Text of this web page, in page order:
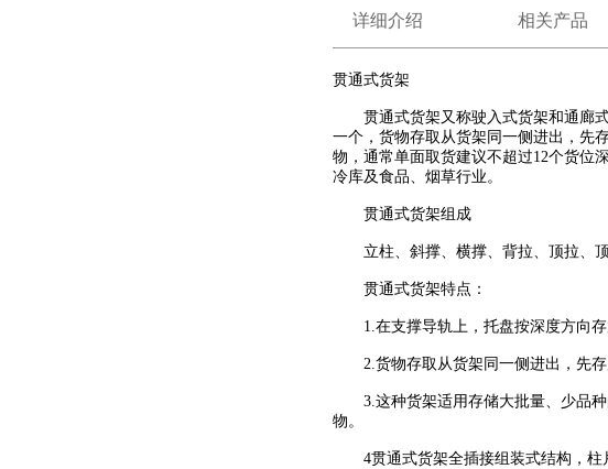
详细介绍 相关产品
贯通式货架
贯通式货架又称驶入式货架和通廊式
一个，货物存取从货架同一侧进出，先
物，通常单面取货建议不超过12个货位
冷库及食品、烟草行业。
贯通式货架组成
立柱、斜撑、横撑、背拉、顶拉、
贯通式货架特点：
1.在支撑导轨上，托盘按深度方向
2.货物存取从货架同一侧进出，先存
3.这种货架适用存储大批量、少品种
物。
4贯通式货架全插接组装式结构，柱